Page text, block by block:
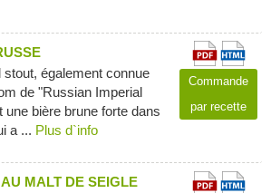
stout, également connue
de "Russian Imperial
une bière brune forte dans
a ... Plus d`info
Commande
par recette
MALT DE SEIGLE